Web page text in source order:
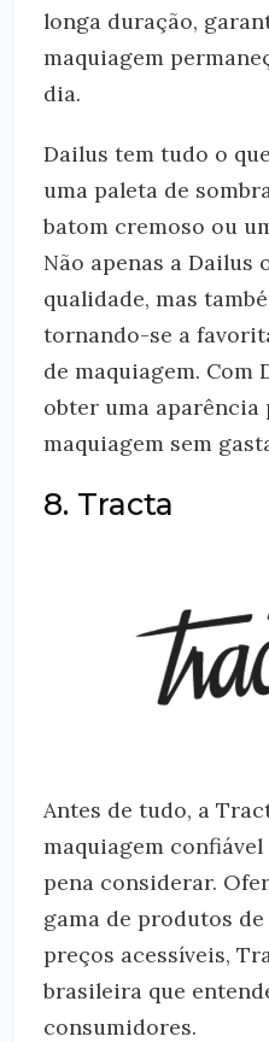
longa duração,
maquiagem
dia.
Dailus tem tudo o
uma paleta de
batom cremoso ou
Não apenas a Dailus
qualidade, mas
tornando-se a
de maquiagem. Com
obter uma aparência
maquiagem sem
8. Tracta
Antes de tudo, a
maquiagem confiável
pena considerar.
gama de produtos
preços acessíveis,
brasileira que
consumidores.